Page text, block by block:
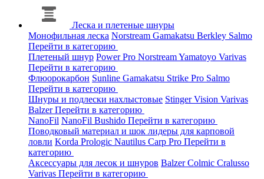
Леска и плетеные шнуры
Монофильная леска Norstream Gamakatsu Berkley Salmo
Перейти в категорию
Плетеный шнур Power Pro NorstreamYamatoyo Varivas
Перейти в категорию
Флюорокарбон Sunline Gamakatsu Strike Pro Salmo
Перейти в категорию
Шнуры и подлески нахлыстовые StingerVision Varivas
BalzerПерейти в категорию
NanoFil NanoFil Bushido Перейти в категорию
Поводковый материал и шок лидеры для карповой
ловли Korda Prologic Nautilus Carp Pro Перейти в
категорию
Аксессуары для лесок и шнуров BalzerColmic Cralusso
Varivas Перейти в категорию